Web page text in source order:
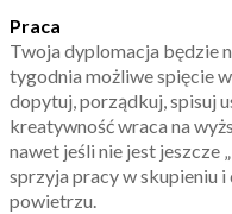
Praca
Twoja dyplomacja będzie
tygodnia możliwe spięcie
dopytuj, porządkuj, spisuj
kreatywność wraca na
nawet jeśli nie jest jeszcze
sprzyja pracy w skupieniu
powietrzu.